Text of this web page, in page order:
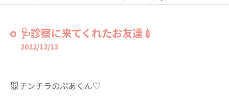
🩺診察に来てくれたお友達💉
2022/12/13
🐭チンチラのぷあくん♡⁡